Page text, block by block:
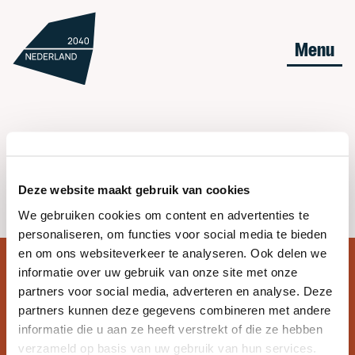
Deze website maakt gebruik van cookies
We gebruiken cookies om content en advertenties te
personaliseren, om functies voor social media te bieden
en om ons websiteverkeer te analyseren. Ook delen we
informatie over uw gebruik van onze site met onze
partners voor social media, adverteren en analyse. Deze
partners kunnen deze gegevens combineren met andere
informatie die u aan ze heeft verstrekt of die ze hebben
verzameld op basis van uw gebruik van hun services.
Menu